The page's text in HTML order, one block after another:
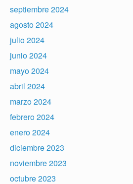
septiembre 2024
agosto 2024
julio 2024
junio 2024
mayo 2024
abril 2024
marzo 2024
febrero 2024
enero 2024
diciembre 2023
noviembre 2023
octubre 2023